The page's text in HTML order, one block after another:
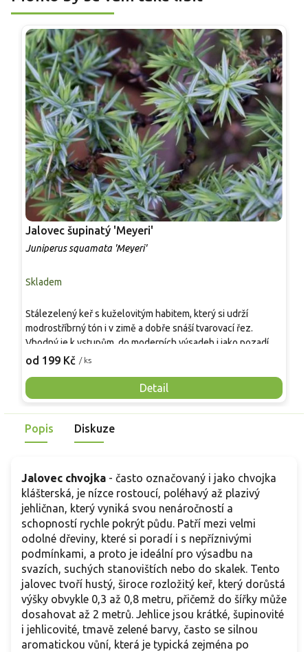
Jalovec šupinatý 'Meyeri'
Juniperus squamata 'Meyeri'
Skladem
od 199 Kč / ks
Detail
Stálezelený keř s kuželovitým habitem, který si udrží
modrostříbrný tón i v zimě a dobře snáší tvarovací řez.
Vhodný je k vstupům, do moderních výsadeb i jako pozadí
pro kvetoucí trvalky. Rod Juniperus je převážně dvoudomý,
blízkosti samčího opylovače, kvetení probíhá obvykle v
dubnu až květnu. Nejlépe prosperuje na slunném, vzdušném
místě s odvodněnou půdou, přemokření mu nesvědčí. V
zahradách dorůstá obvykle kolem 2,5–3 m na výšku a asi 1,5
m do šířky.
Popis Diskuze
Jalovec chvojka - často označovaný i jako chvojka
klášterská, je nízce rostoucí, poléhavý až plazivý
jehličnan, který vyniká svou nenáročností a
schopností rychle pokrýt půdu. Patří mezi velmi
odolné dřeviny, které si poradí i s nepříznivými
podmínkami, a proto je ideální pro výsadbu na
svazích, suchých stanovištích nebo do skalek. Tento
jalovec tvoří hustý, široce rozložitý keř, který dorůstá
výšky obvykle 0,3 až 0,8 metru, přičemž do šířky může
dosahovat až 2 metrů. Jehlice jsou krátké, šupinovité
i jehlicovité, tmavě zelené barvy, často se silnou
aromatickou vůní, která je typická zejména po